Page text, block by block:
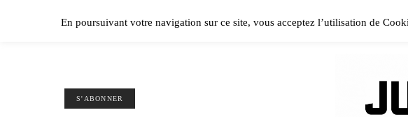
Please install and
S'ABONNER
En poursuivant votre navigation sur ce site, vous acceptez l’utilisation de